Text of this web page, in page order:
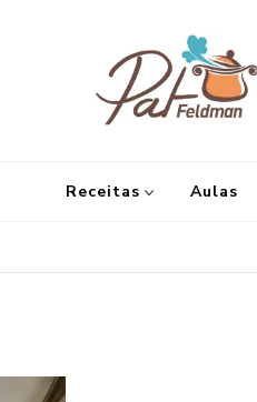
Receitas Aulas